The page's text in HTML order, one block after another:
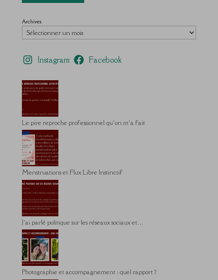
Archives
Instagram Facebook
Le pire reproche professionnel qu’on m’a fait
Menstruations et Flux Libre Instinctif
J’ai parlé politique sur les réseaux sociaux et…
Photographie et accompagnement : quel rapport ?